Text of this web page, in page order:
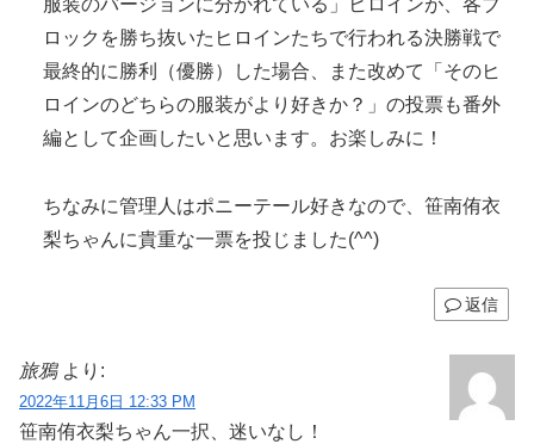
ロックを勝ち抜いたヒロインたちで行われる決勝戦で
最終的に勝利（優勝）した場合、また改めて「そのヒ
ロインのどちらの服装がより好きか？」の投票も番外
編として企画したいと思います。お楽しみに！
ちなみに管理人はポニーテール好きなので、笹南侑衣
梨ちゃんに貴重な一票を投じました(^^)
返信
旅鴉 より:
2022年11月6日 12:33 PM
笹南侑衣梨ちゃん一択、迷いなし！